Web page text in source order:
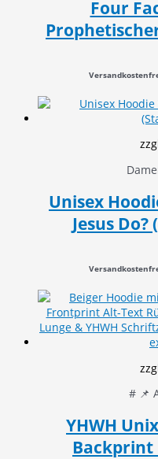
Four
Unisex
Jesus
# 📌
YHWH
Backprint